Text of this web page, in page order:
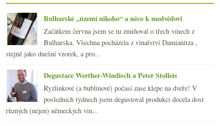
►2015(251)
►2014(254)
►2013(249)
► 2012(254)
►2011(252)
►2010(249)
2009 (249)
►2008(270)
►2007(108)
Bulharské „území nikoho“ a něco k medvědovi
Začátkem června jsem se tu zmiňoval o třech vínech z
Bulharska. Všechna pocházela z vinařství Damianitza ,
stejně jako dnešní vzorek, a pro...
Degustace Werther-Windisch a Peter Stolleis
Ryzlinkové (a bublinové) počasí zase klepe na dveře! V
posledních týdnech jsem degustoval produkci docela dost
různých (nejen) německých vin...